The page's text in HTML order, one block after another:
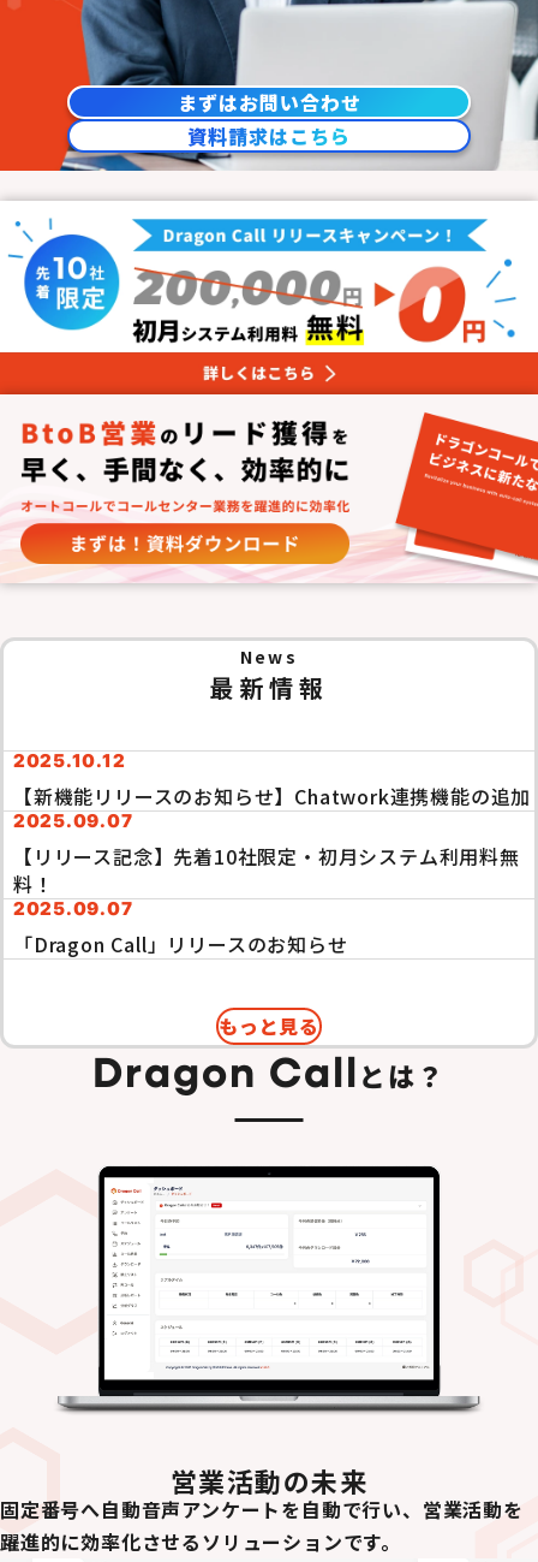
まずはお問い合わせ
資料請求はこちら
News
最新情報
2025.10.12
【新機能リリースのお知らせ】Chatwork連携機能の追加
2025.09.07
【リリース記念】先着10社限定・初月システム利用料無
料！
2025.09.07
「Dragon Call」リリースのお知らせ
もっと見る
Dragon Callとは？
営業活動の未来
固定番号へ自動音声アンケートを自動で行い、営業活動を
躍進的に効率化させるソリューションです。